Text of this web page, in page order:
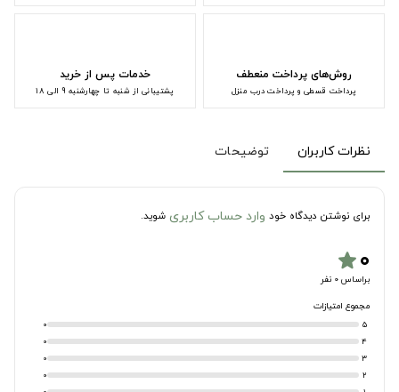
روش‌های پرداخت منعطف
پرداخت قسطی و پرداخت درب منزل
خدمات پس از خرید
پشتیبانی از شنبه تا چهارشنبه 9 الی 18
نظرات کاربران توضیحات
برای نوشتن دیدگاه خود وارد حساب کاربری شوید.
۰star
براساس 0 نفر
مجموع امتیازات
5
0
4
0
3
0
2
0